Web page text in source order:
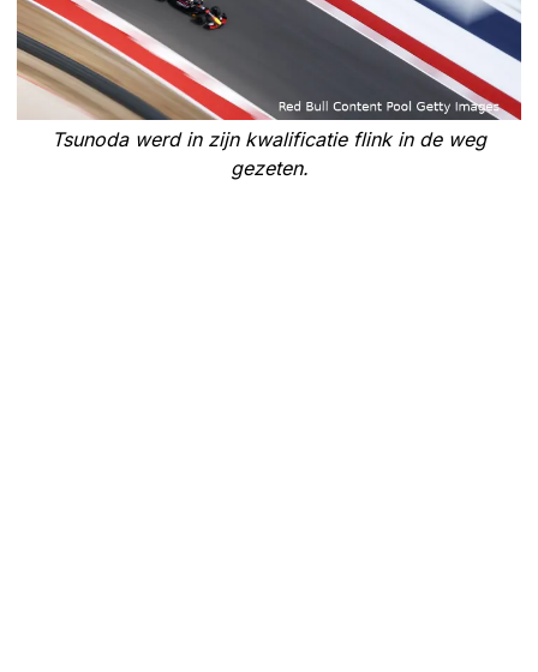
Tsunoda werd in zijn kwalificatie flink in de weg
gezeten.